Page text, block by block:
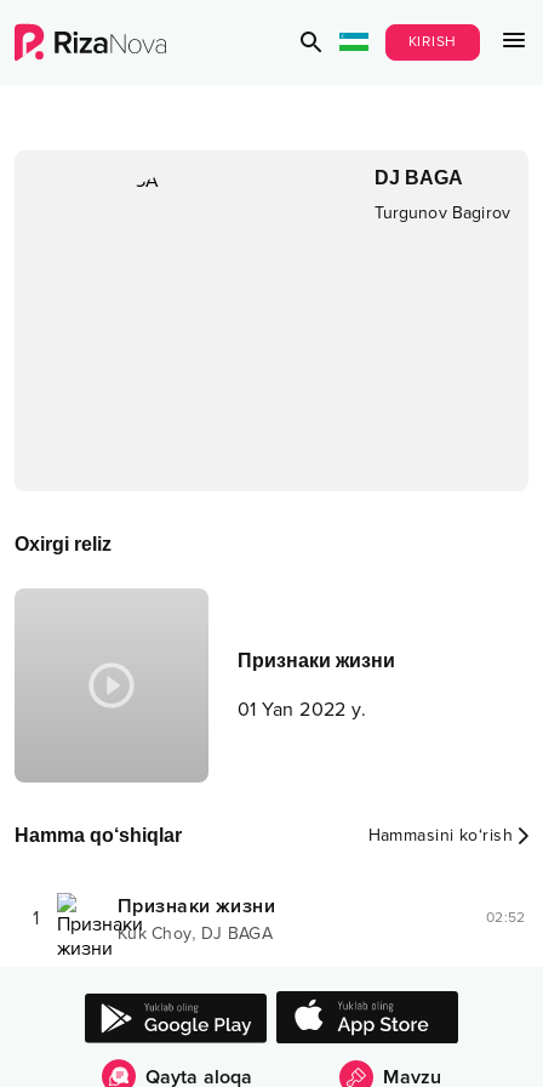
KIRISH
DJ BAGA
Turgunov Bagirov
Oxirgi reliz
Признаки жизни
01 Yan 2022 y.
Hamma qo‘shiqlar Hammasini ko‘rish
1 Признаки жизни
Kuk Choy, DJ BAGA
02:52
Qayta aloqa Mavzu